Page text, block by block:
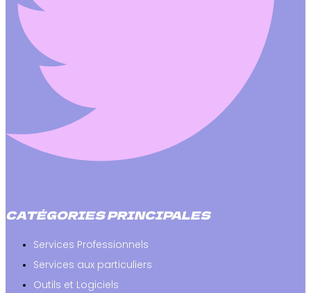
CATÉGORIES PRINCIPALES
Services Professionnels
Services aux particuliers
Outils et Logiciels